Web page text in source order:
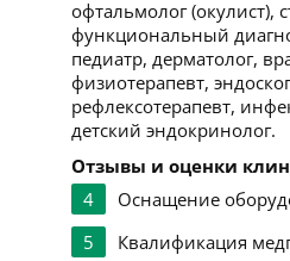
офтальмолог (окулист),
функциональный
педиатр, дерматолог,
физиотерапевт,
рефлексотерапевт,
детский эндокринолог.
Отзывы и оценки
4
Оснащение
5
Квалификация